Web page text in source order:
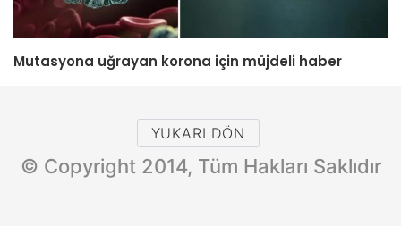
Mutasyona uğrayan korona için müjdeli haber
YUKARI DÖN
© Copyright 2014, Tüm Hakları Saklıdır